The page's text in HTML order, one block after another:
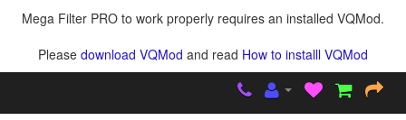
Mega Filter PRO to work properly requires an installed VQMod.
Please download VQMod and read How to installl VQMod